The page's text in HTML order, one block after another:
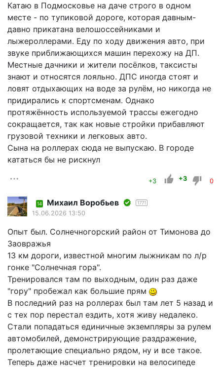
Катаю в Подмосковье на даче строго в одном
месте - по тупиковой дороге, которая давным-
давно прикатана велошоссейниками и
лыжероллерами. Еду по ходу движения авто, при
звуке приближающихся машин перехожу на ДП.
Местные дачники и жители посёлков, таксисты
знают и относятся лояльно. ДПС иногда стоят и
ловят отдыхающих на воде за рулём, но никогда не
придирались к спортсменам. Однако
протяжённость используемой трассы ежегодно
сокращается, так как новые стройки прибавляют
грузовой техники и легковых авто.
Сына на роллерах сюда не выпускаю. В городе
кататься бы не рискнул
+3 +3 0
14 Mихаил Воробьев 1771
15.06.2026 13:50
Опыт был. Солнечногорский район от Тимонова до
Заовражья
13 км дороги, известной многим лыжникам по л/р
гонке "Солнечная гора".
Тренировался там по выходным, один раз даже
"гору" пробежал как большие прям
В последний раз на роллерах был там лет 5 назад и
с тех пор перестал ездить, хотя живу недалеко.
Стали попадаться единичные экземпляры за рулем
автомобилей, демонстрирующие раздражение,
пролетающие специально рядом, ну и все такое.
Теперь даже насчет тренировки на велосипеде